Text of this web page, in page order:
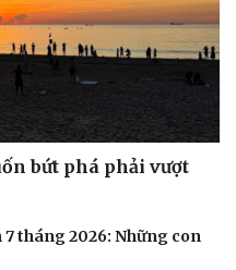
Giải trí
Nghệ sĩ
Thời trang
Sao Việt
bứt phá phải vượt
7 tháng 2026: Những con